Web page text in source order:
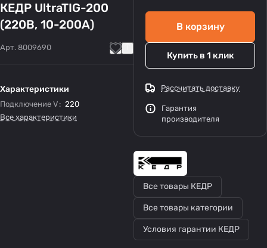
КЕДР UltraTIG-200
(220В, 10-200А)
Арт. 8009690
Характеристики
Подключение V : 220
Все характеристики
В корзину
Купить в 1 клик
Рассчитать доставку
Гарантия
производителя
Все товары КЕДР
Все товары категории
Условия гарантии КЕДР